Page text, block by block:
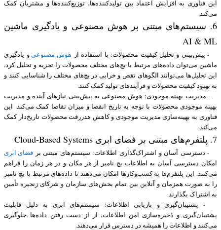
این فناوری به افزایش اعتماد بین تولیدکننده‌ها، توزیع‌کننده‌ها و مشتریان کمک
می‌کند.
6. سیستم‌های مبتنی بر هوش مصنوعی و یادگیری ماشین
AI & ML
- پیش‌بینی و تحلیل کیفیت محصولات: با استفاده از هوش مصنوعیو یادگیری
ماشین می‌توان داده‌های مرتبط با بچ‌های مختلف محصولات را تجزیه و تحلیل کرد.
این تحلیل‌ها می‌توانند الگوهای نقص و خرابی در بچ‌های مختلف را شناسایی کنند و
به بهبود کیفیت محصولات و فرآیندهای تولید کمک کنند.
- مدیریت بهینه موجودی: هوش مصنوعی به پیش‌بینی نیازهای آینده و مدیریت
بهینه موجودی محصولات با توجه به تاریخ انقضا و میزان تقاضا کمک می‌کند. این
فناوری به بهینه‌سازی مدیریت موجودی و کاهش هدررفت محصولات تاریخ‌دار کمک
می‌کند.
7. پلتفرم‌های مبتنی بر فضای ابری Cloud-Based Systems
- دسترسی آسان و اشتراک‌گذاری اطلاعات: سیستم‌های مبتنی بر فضای ابری
امکان دسترسی آسان به اطلاعات بچ نامبر از هر مکان و در هر زمان را فراهم
می‌کنند. این پلتفرم‌ها به کسب‌وکارها امکان می‌دهند تا داده‌های مرتبط با بچ نامبر
را به صورت همزمان و آنلاین بین تمام بخش‌های سازمان و شرکای زنجیره تأمین
به اشتراک بگذارند.
- پشتیبان‌گیری و بازیابی اطلاعات: سیستم‌های ابری به دلیل قابلیت
پشتیبان‌گیری و ذخیره‌سازی امن اطلاعات، از از دست رفتن داده‌ها جلوگیری
می‌کنند و اطلاعات را همیشه در دسترس قرار می‌دهند.